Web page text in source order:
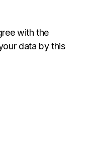
with the
data by this